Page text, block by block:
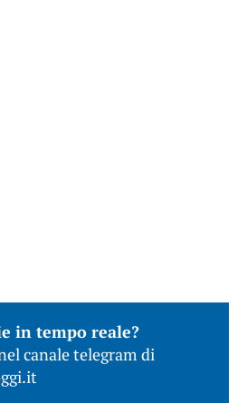
in tempo reale?
canale telegram di